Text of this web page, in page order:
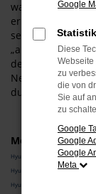
was auch an der
erhalten Sie bei
der Bereich
Neuwagen
durch
Modelle
Hyundai i20 Neuwagen
Hyundai i30 Neuwagen
Hyundai KONA Neuwagen
Google
Diese
Webseite
zu
die von
Sie auf
zu
Google
Google
Google
Meta